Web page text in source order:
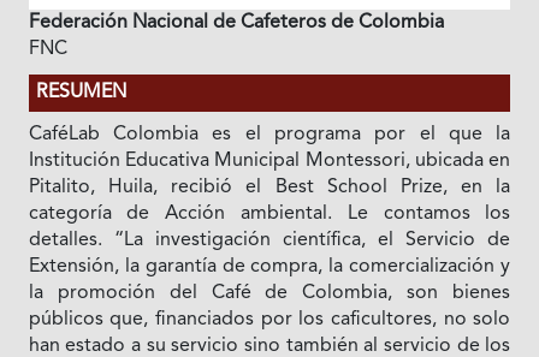
Federación Nacional de Cafeteros de Colombia
FNC
RESUMEN
CaféLab Colombia es el programa por el que la
Institución Educativa Municipal Montessori, ubicada en
Pitalito, Huila, recibió el Best School Prize, en la
categoría de Acción ambiental. Le contamos los
detalles. “La investigación científica, el Servicio de
Extensión, la garantía de compra, la comercialización y
la promoción del Café de Colombia, son bienes
públicos que, financiados por los caficultores, no solo
han estado a su servicio sino también al servicio de los